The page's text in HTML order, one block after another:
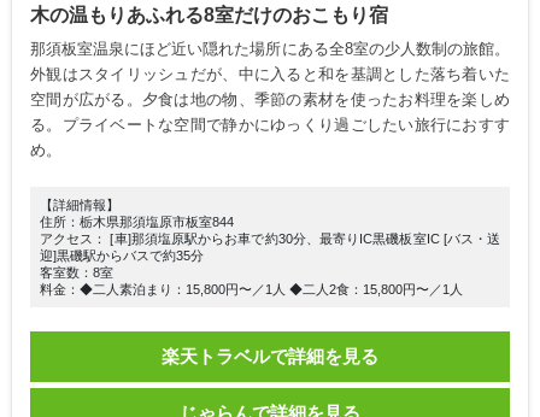
木の温もりあふれる8室だけのおこもり宿
那須板室温泉にほど近い隠れた場所にある全8室の少人数制の旅館。
外観はスタイリッシュだが、中に入ると和を基調とした落ち着いた
空間が広がる。夕食は地の物、季節の素材を使ったお料理を楽しめ
る。プライベートな空間で静かにゆっくり過ごしたい旅行におすす
め。
【詳細情報】
住所：栃木県那須塩原市板室844
アクセス： [車]那須塩原駅からお車で約30分、最寄りIC黒磯板室IC [バス・送
迎]黒磯駅からバスで約35分
客室数：8室
料金：◆二人素泊まり：15,800円〜／1人 ◆二人2食：15,800円〜／1人
楽天トラベルで詳細を見る